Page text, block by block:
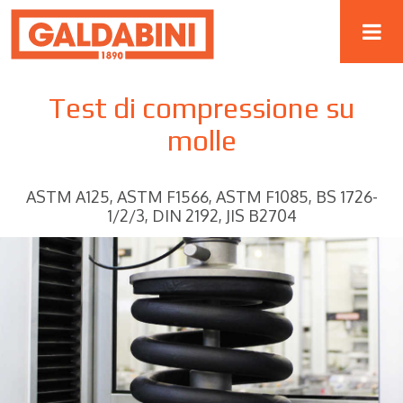
Test di compressione su
molle
ASTM A125, ASTM F1566, ASTM F1085, BS 1726-
1/2/3, DIN 2192, JIS B2704